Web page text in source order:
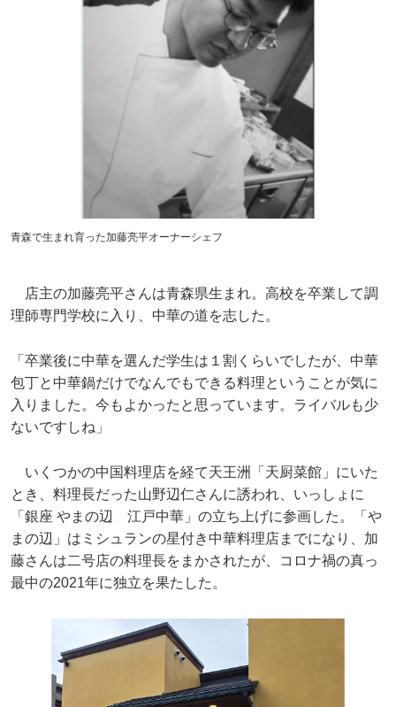
青森で生まれ育った加藤亮平オーナーシェフ
店主の加藤亮平さんは青森県生まれ。高校を卒業して調
理師専門学校に入り、中華の道を志した。
「卒業後に中華を選んだ学生は１割くらいでしたが、中華
包丁と中華鍋だけでなんでもできる料理ということが気に
入りました。今もよかったと思っています。ライバルも少
ないですしね」
いくつかの中国料理店を経て天王洲「天厨菜館」にいた
とき、料理長だった山野辺仁さんに誘われ、いっしょに
「銀座 やまの辺 江戸中華」の立ち上げに参画した。「や
まの辺」はミシュランの星付き中華料理店までになり、加
藤さんは二号店の料理長をまかされたが、コロナ禍の真っ
最中の2021年に独立を果たした。